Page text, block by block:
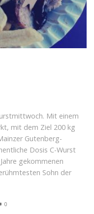
Mit einem
mit dem Ziel 200 kg
Gutenberg-
Dosis C-Wurst
gekommenen
Sohn der
0